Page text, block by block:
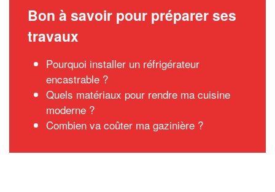
Bon à savoir pour préparer ses
travaux
Pourquoi installer un réfrigérateur
encastrable ?
Quels matériaux pour rendre ma cuisine
moderne ?
Combien va coûter ma gazinière ?